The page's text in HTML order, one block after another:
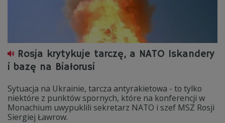
Rosja krytykuje tarczę, a NATO Iskandery
i bazę na Białorusi
Sytuacja na Ukrainie, tarcza antyrakietowa - to tylko
niektóre z punktów spornych, które na konferencji w
Monachium uwypuklili sekretarz NATO i szef MSZ Rosji
Siergiej Ławrow.